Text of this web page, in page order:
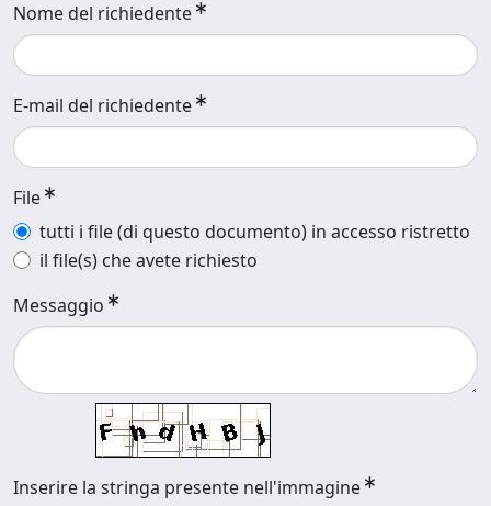
Nome del richiedente
E-mail del richiedente
File
tutti i file (di questo documento) in accesso ristretto
il file(s) che avete richiesto
Messaggio
Inserire la stringa presente nell'immagine